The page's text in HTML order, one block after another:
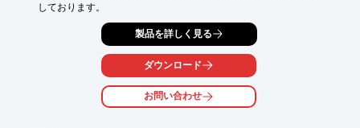
しております。
製品を詳しく見る
ダウンロード
お問い合わせ